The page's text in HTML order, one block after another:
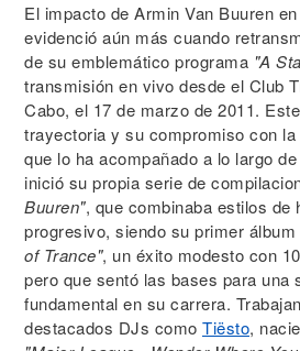
El impacto de Armin Van Buuren
evidenció aún más cuando
de su emblemático programa "A
transmisión en vivo desde el Club
Cabo, el 17 de marzo de 2011.
trayectoria y su compromiso con
que lo ha acompañado a lo largo
inició su propia serie de
Buuren", que combinaba estilos de
progresivo, siendo su primer
of Trance", un éxito modesto con
pero que sentó las bases para una
fundamental en su carrera.
destacados DJs como Tiësto,